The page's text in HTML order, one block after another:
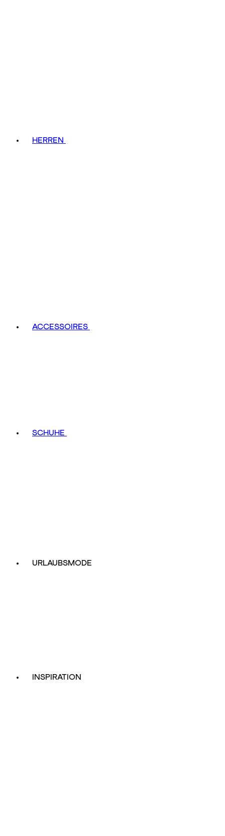
HERREN
ACCESSOIRES
SCHUHE
URLAUBSMODE
INSPIRATION